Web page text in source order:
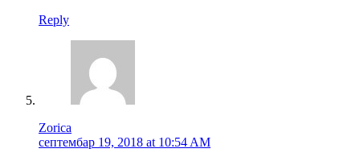
Reply
Zorica
септембар 19, 2018 at 10:54 AM